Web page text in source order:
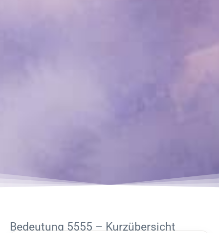
Bedeutung 5555 – Kurzübersicht